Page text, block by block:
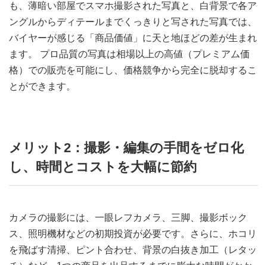
も、薄暗い部屋でスマホ撮影された写真と、白背景で各ア
ングルからディテールまでくっきりと写された写真では、
バイヤーが感じる「商品価値」に天と地ほどの差が生まれ
ます。 プロ品質の写真は相場以上の高値（プレミアム価
格）での販売を可能にし、価格競争から完全に脱却するこ
とができます。
メリット2：撮影・編集の手間をゼロ化
し、時間とコストを大幅に節約
カメラの撮影には、一眼レフカメラ、三脚、撮影ボック
ス、照明機材などの初期投資が必要です。さらに、ホコリ
を飛ばす清掃、ピント合わせ、背景の白抜き加工（レタッ